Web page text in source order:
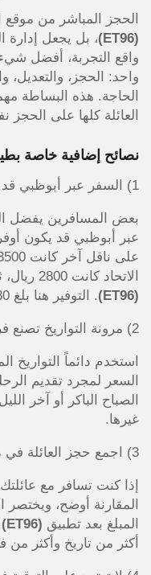
الحجز المباشر من
(ET96)
، بل يجعل إدارة
واقع التجربة، أفضل
واحد: الحجز، والتعديل،
الحاجة. هذه البساطة
العائلة كلها على الحجز
نصائح إضافية خاصة
1) السفر عبر أبوظبي قد يكون أوفر
بعض المسافرين يفضل
عبر أبوظبي قد يكون
الاتحاد كانت 2800 ريال، ثم أصبحت 2520 ريال بعد استخدام
(ET96)
. التوفير هنا بلغ 980 ريال.
2) مرونة التواريخ تصنع فرقاً
استخدم دائماً التواريخ
السعر لمجرد تقديم
الصباح الباكر أو آخر
غيرها.
3) اجمع حجز العائلة في معاملة واحدة
إذا كنت تسافر مع
المقارنة أوضح،
المبلغ بعد تطبيق (ET96)
أكثر من تاريخ وأكثر